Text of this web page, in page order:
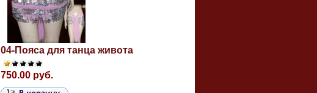
04-Пояса для танца живота
750.00 руб.